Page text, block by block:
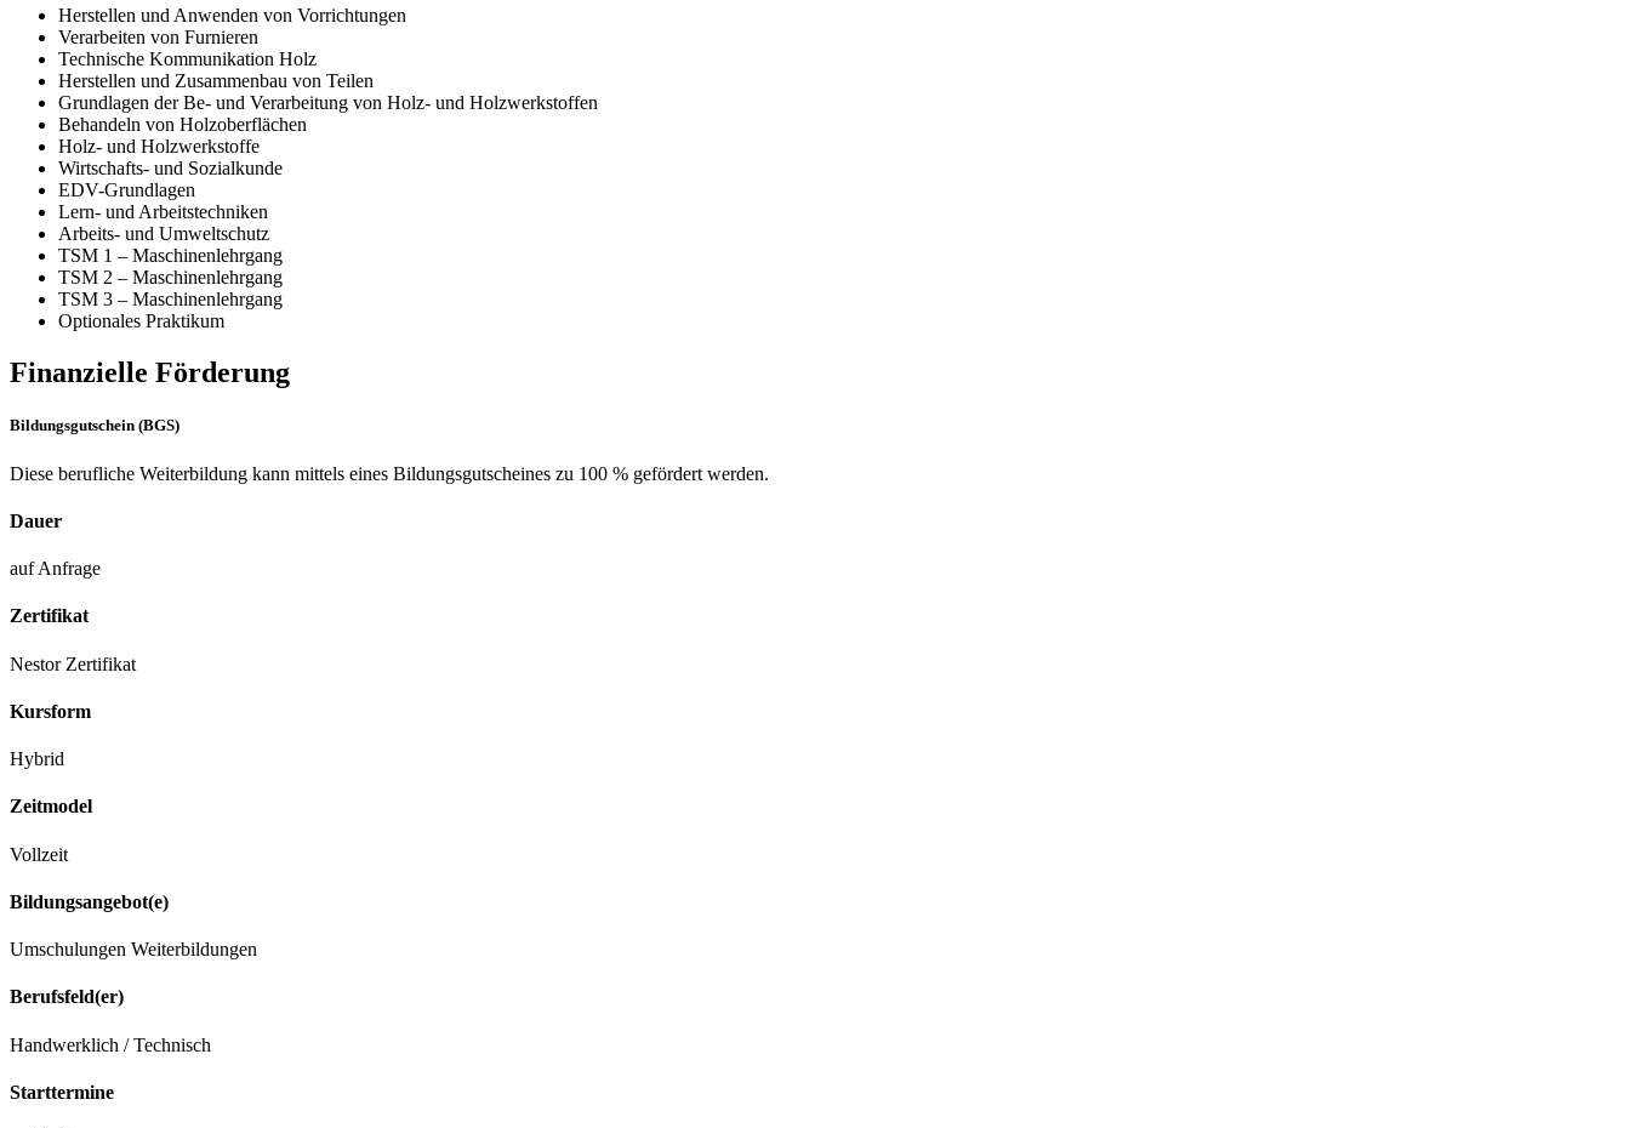
Herstellen und Anwenden von Vorrichtungen
Verarbeiten von Furnieren
Technische Kommunikation Holz
Herstellen und Zusammenbau von Teilen
Grundlagen der Be- und Verarbeitung von Holz- und Holzwerkstoffen
Behandeln von Holzoberflächen
Holz- und Holzwerkstoffe
Wirtschafts- und Sozialkunde
EDV-Grundlagen
Lern- und Arbeitstechniken
Arbeits- und Umweltschutz
TSM 1 – Maschinenlehrgang
TSM 2 – Maschinenlehrgang
TSM 3 – Maschinenlehrgang
Optionales Praktikum
Finanzielle Förderung
Bildungsgutschein (BGS)
Diese berufliche Weiterbildung kann mittels eines Bildungsgutscheines zu 100 % gefördert werden.
Dauer
auf Anfrage
Zertifikat
Nestor Zertifikat
Kursform
Hybrid
Zeitmodel
Vollzeit
Bildungsangebot(e)
Umschulungen Weiterbildungen
Berufsfeld(er)
Handwerklich / Technisch
Starttermine